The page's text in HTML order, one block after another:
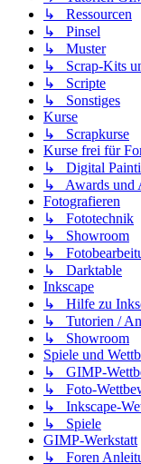
↳ Ressourcen
↳ Pinsel
↳ Muster
↳ Scrap-Kits
↳ Scripte
↳ Sonstiges
Kurse
↳ Scrapkurse
Kurse frei für
↳ Digital
↳ Awards und
Fotografieren
↳ Fototechnik
↳ Showroom
↳
↳ Darktable
Inkscape
↳ Hilfe zu
↳ Tutorien /
↳ Showroom
Spiele und
↳ GIMP-
↳ Foto-
↳ Inkscape-
↳ Spiele
GIMP-Werkstatt
↳ Foren